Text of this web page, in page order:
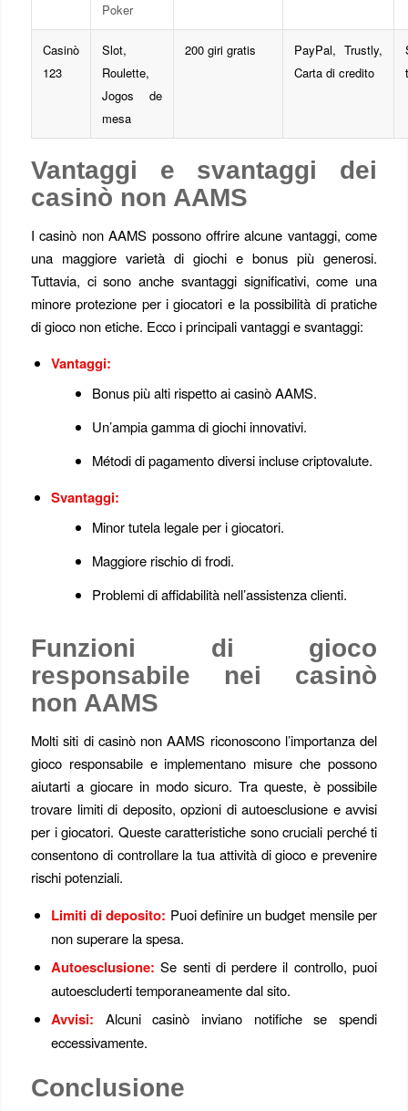
Poker
Casinò
123
Slot,
Roulette,
Jogos de
mesa
200 giri gratis
PayPal, Trustly,
Carta di credito
Vantaggi e svantaggi dei
casinò non AAMS
I casinò non AAMS possono offrire alcune vantaggi, come
una maggiore varietà di giochi e bonus più generosi.
Tuttavia, ci sono anche svantaggi significativi, come una
minore protezione per i giocatori e la possibilità di pratiche
di gioco non etiche. Ecco i principali vantaggi e svantaggi:
Vantaggi:
Bonus più alti rispetto ai casinò AAMS.
Un’ampia gamma di giochi innovativi.
Métodi di pagamento diversi incluse criptovalute.
Svantaggi:
Minor tutela legale per i giocatori.
Maggiore rischio di frodi.
Problemi di affidabilità nell’assistenza clienti.
Funzioni di gioco
responsabile nei casinò
non AAMS
Molti siti di casinò non AAMS riconoscono l’importanza del
gioco responsabile e implementano misure che possono
aiutarti a giocare in modo sicuro. Tra queste, è possibile
trovare limiti di deposito, opzioni di autoesclusione e avvisi
per i giocatori. Queste caratteristiche sono cruciali perché ti
consentono di controllare la tua attività di gioco e prevenire
rischi potenziali.
Limiti di deposito: Puoi definire un budget mensile per
non superare la spesa.
Autoesclusione: Se senti di perdere il controllo, puoi
autoescluderti temporaneamente dal sito.
Avvisi: Alcuni casinò inviano notifiche se spendi
eccessivamente.
Conclusione